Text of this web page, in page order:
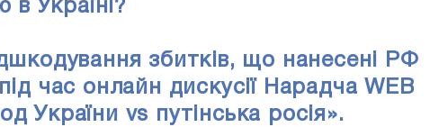
в Україні?
збитків, що нанесені РФ
час онлайн дискусії Нарадча WEB
України vs путінська росія».